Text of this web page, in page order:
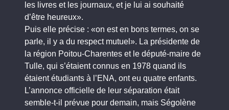
les livres et les journaux, et je lui ai souhaité
d’être heureux».
Puis elle précise : «on est en bons termes, on se
parle, il y a du respect mutuel». La présidente de
la région Poitou-Charentes et le député-maire de
Tulle, qui s’étaient connus en 1978 quand ils
étaient étudiants à l’ENA, ont eu quatre enfants.
L’annonce officielle de leur séparation était
semble-t-il prévue pour demain, mais Ségolène